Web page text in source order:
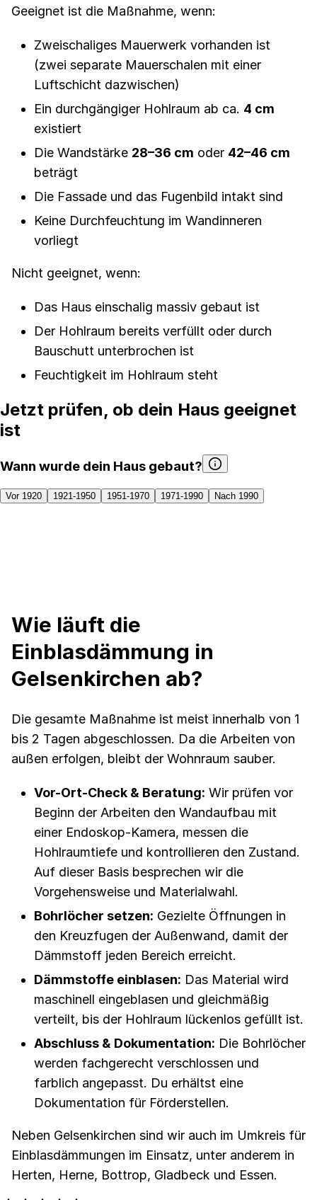
Geeignet ist die Maßnahme, wenn:
Zweischaliges Mauerwerk vorhanden ist
(zwei separate Mauerschalen mit einer
Luftschicht dazwischen)
Ein durchgängiger Hohlraum ab ca. 4 cm
existiert
Die Wandstärke 28–36 cm oder 42–46 cm
beträgt
Die Fassade und das Fugenbild intakt sind
Keine Durchfeuchtung im Wandinneren
vorliegt
Nicht geeignet, wenn:
Das Haus einschalig massiv gebaut ist
Der Hohlraum bereits verfüllt oder durch
Bauschutt unterbrochen ist
Feuchtigkeit im Hohlraum steht
Jetzt prüfen, ob dein Haus geeignet
ist
Wann wurde dein Haus gebaut?
Vor 1920 1921-1950 1951-1970 1971-1990 Nach 1990
Wie läuft die
Einblasdämmung in
Gelsenkirchen ab?
Die gesamte Maßnahme ist meist innerhalb von 1
bis 2 Tagen abgeschlossen. Da die Arbeiten von
außen erfolgen, bleibt der Wohnraum sauber.
Vor-Ort-Check & Beratung: Wir prüfen vor
Beginn der Arbeiten den Wandaufbau mit
einer Endoskop-Kamera, messen die
Hohlraumtiefe und kontrollieren den Zustand.
Auf dieser Basis besprechen wir die
Vorgehensweise und Materialwahl.
Bohrlöcher setzen: Gezielte Öffnungen in
den Kreuzfugen der Außenwand, damit der
Dämmstoff jeden Bereich erreicht.
Dämmstoffe einblasen: Das Material wird
maschinell eingeblasen und gleichmäßig
verteilt, bis der Hohlraum lückenlos gefüllt ist.
Abschluss & Dokumentation: Die Bohrlöcher
werden fachgerecht verschlossen und
farblich angepasst. Du erhältst eine
Dokumentation für Förderstellen.
Neben Gelsenkirchen sind wir auch im Umkreis für
Einblasdämmungen im Einsatz, unter anderem in
Herten, Herne, Bottrop, Gladbeck und Essen.